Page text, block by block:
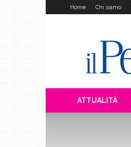
Home Chi siamo
Pediatra
ATTUALITÀ